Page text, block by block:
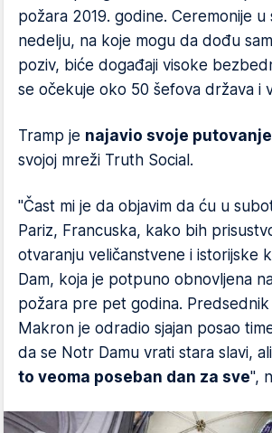
požara 2019. godine. Ceremonije u
nedelju, na koje mogu da dođu
poziv, biće događaji visoke
se očekuje oko 50 šefova država i
Tramp je najavio svoje putovanje
svojoj mreži Truth Social.
"Čast mi je da objavim da ću u
Pariz, Francuska, kako bih
otvaranju veličanstvene i istorijske
Dam, koja je potpuno obnovljena
požara pre pet godina. Predsednik
Makron je odradio sjajan posao
da se Notr Damu vrati stara slavi,
to veoma poseban dan za sve",